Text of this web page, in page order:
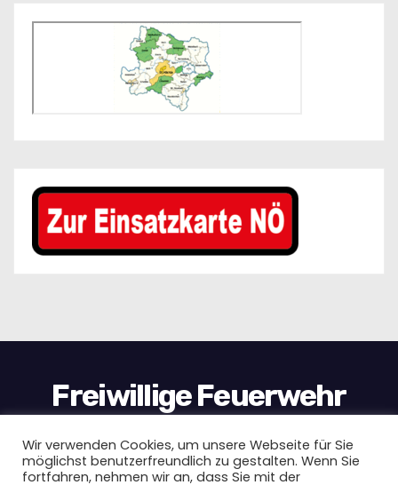
Freiwillige Feuerwehr
Wimpassing
Wir verwenden Cookies, um unsere Webseite für Sie
möglichst benutzerfreundlich zu gestalten. Wenn Sie
fortfahren, nehmen wir an, dass Sie mit der